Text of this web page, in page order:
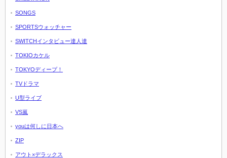
SONGS
SPORTSウォッチャー
SWITCHインタビュー達人達
TOKIOカケル
TOKYOディープ！
TVドラマ
U型ライブ
VS嵐
youは何しに日本へ
ZIP
アウト×デラックス